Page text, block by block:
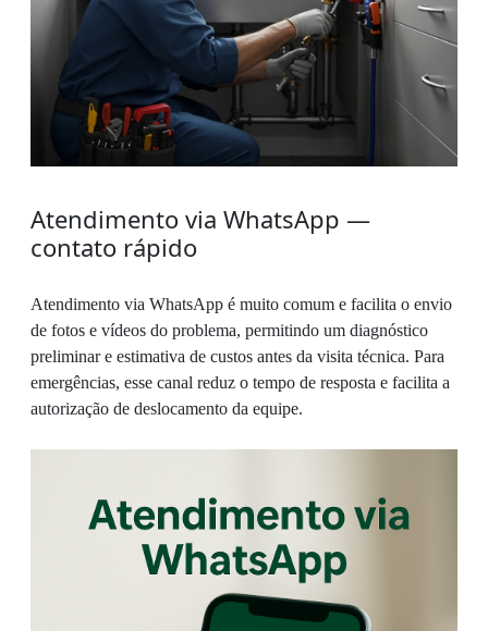
Atendimento via WhatsApp —
contato rápido
Atendimento via WhatsApp é muito comum e facilita o envio
de fotos e vídeos do problema, permitindo um diagnóstico
preliminar e estimativa de custos antes da visita técnica. Para
emergências, esse canal reduz o tempo de resposta e facilita a
autorização de deslocamento da equipe.